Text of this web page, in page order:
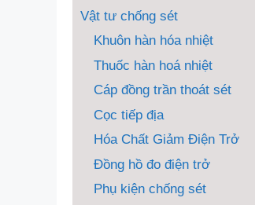
Vật tư chống sét
Khuôn hàn hóa nhiệt
Thuốc hàn hoá nhiệt
Cáp đồng trần thoát sét
Cọc tiếp địa
Hóa Chất Giảm Điện Trở
Đồng hồ đo điện trở
Phụ kiện chống sét